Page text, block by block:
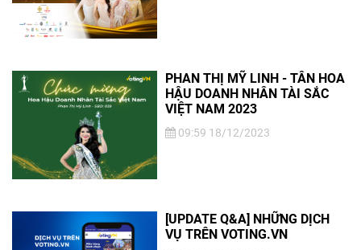
PHAN THỊ MỸ LINH - TÂN HOA
HẬU DOANH NHÂN TÀI SẮC
VIỆT NAM 2023
09:59 18/12/2023
[UPDATE Q&A] NHỮNG DỊCH
VỤ TRÊN VOTING.VN